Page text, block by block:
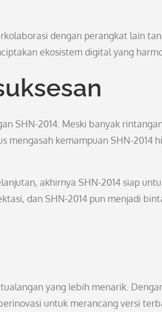
dengan perangkat lain
ekosistem digital yang
SHN-2014. Meski banyak
kemampuan SHN-2014
akhirnya SHN-2014 siap
dan SHN-2014 pun menjadi
yang lebih menarik.
untuk merancang versi